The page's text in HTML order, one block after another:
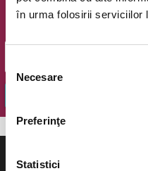
în urma folosirii serviciilor
consimțământului
Necesare
Preferinţe
Statistici